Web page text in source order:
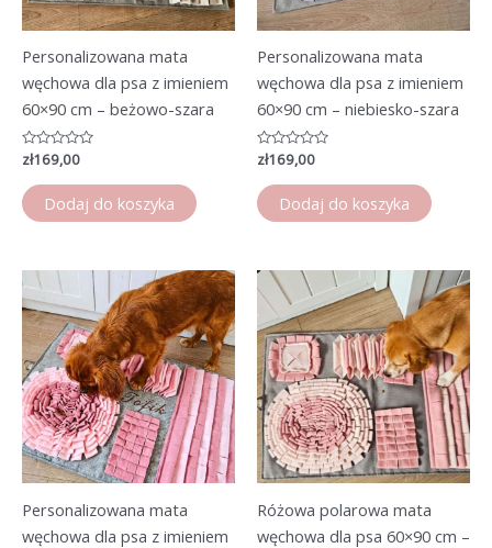
Personalizowana mata
węchowa dla psa z imieniem
60×90 cm – beżowo-szara
Oceniono
na
5
zł169,00
Dodaj do koszyka
Personalizowana mata
węchowa dla psa z imieniem
60×90 cm – niebiesko-szara
Oceniono
na
5
zł169,00
Dodaj do koszyka
Personalizowana mata
węchowa dla psa z imieniem
Różowa polarowa mata
węchowa dla psa 60×90 cm –